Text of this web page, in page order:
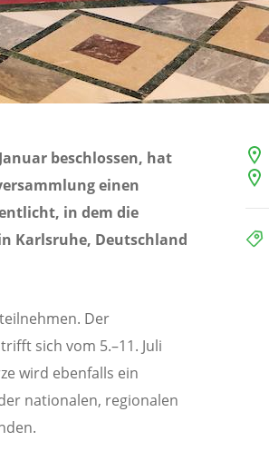
beschlossen, hat
einen
in dem die
Karlsruhe, Deutschland
Der
sich vom 5.–11. Juli
wird ebenfalls ein
nationalen, regionalen